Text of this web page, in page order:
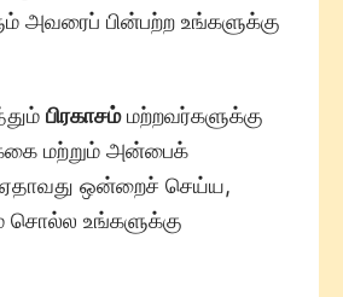
அவரைப் பின்பற்ற உங்களுக்கு
பிரகாசம்மற்றவர்களுக்கு
மற்றும் அன்பைக்
ஒன்றைச் செய்ய,
சொல்ல உங்களுக்கு